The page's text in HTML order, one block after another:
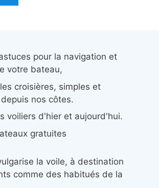
pour la navigation et
votre bateau,
croisières, simples et
nos côtes.
voiliers d'hier et aujourd'hui.
gratuites
la voile, à destination
comme des habitués de la